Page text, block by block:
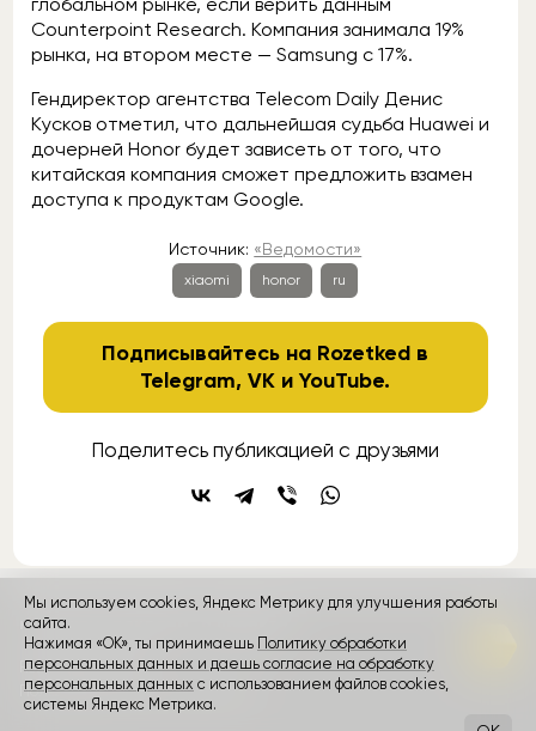
Counterpoint Research. Компания занимала 19%
рынка, на втором месте — Samsung с 17%.
Гендиректор агентства Telecom Daily Денис
Кусков отметил, что дальнейшая судьба Huawei и
дочерней Honor будет зависеть от того, что
китайская компания сможет предложить взамен
доступа к продуктам Google.
Источник: «Ведомости»
xiaomi honor ru
Подписывайтесь на Rozetked в
Telegram,VK иYouTube.
Поделитесь публикацией с друзьями
контакты
Rozetked © 2026
Пользовательское соглашение
Мы используем cookies, Яндекс Метрику для улучшения работы
сайта.
Нажимая «ОК», ты принимаешь Политику обработки
персональных данных и даешь согласие на обработку
персональных данных с использованием файлов cookies,
системы Яндекс Метрика.